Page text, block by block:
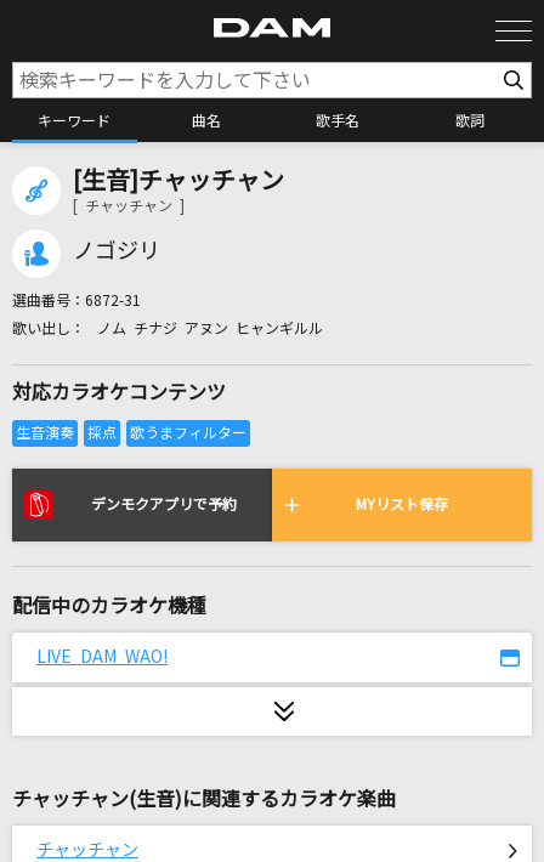
キーワード 曲名 歌手名 歌詞
カラオケ検索
全国りれき
リアルタイムで歌われている曲の一覧
a walk in the park
怪物
[生音]好きだ。
[生音]チャッチャン
[ チャッチャン ]
ノゴジリ
選曲番号： 6872-31
ノム チナジ アヌン ヒャンギルル
対応カラオケコンテンツ
デンモクアプリで予約 MYリスト保存
配信中のカラオケ機種
LIVE DAM WAO!
チャッチャン(生音)に関連するカラオケ楽曲
チャッチャン